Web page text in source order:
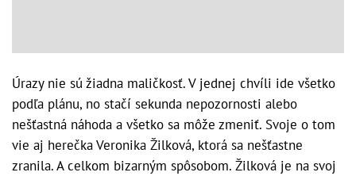
Úrazy nie sú žiadna maličkosť. V jednej chvíli ide všetko
podľa plánu, no stačí sekunda nepozornosti alebo
nešťastná náhoda a všetko sa môže zmeniť. Svoje o tom
vie aj herečka Veronika Žilková, ktorá sa nešťastne
zranila. A celkom bizarným spôsobom. Žilková je na svoj